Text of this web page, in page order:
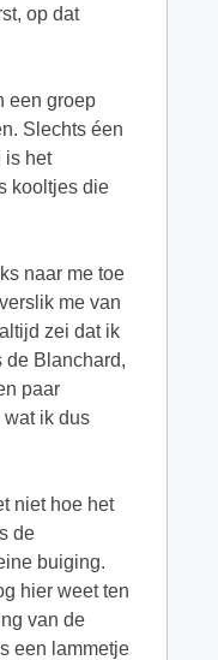
op dat
een groep
Slechts éen
is het
kooltjes die
naar me toe
me van
zei dat ik
de Blanchard,
paar
wat ik dus
niet hoe het
de
buiging.
hier weet ten
van de
een lammetje